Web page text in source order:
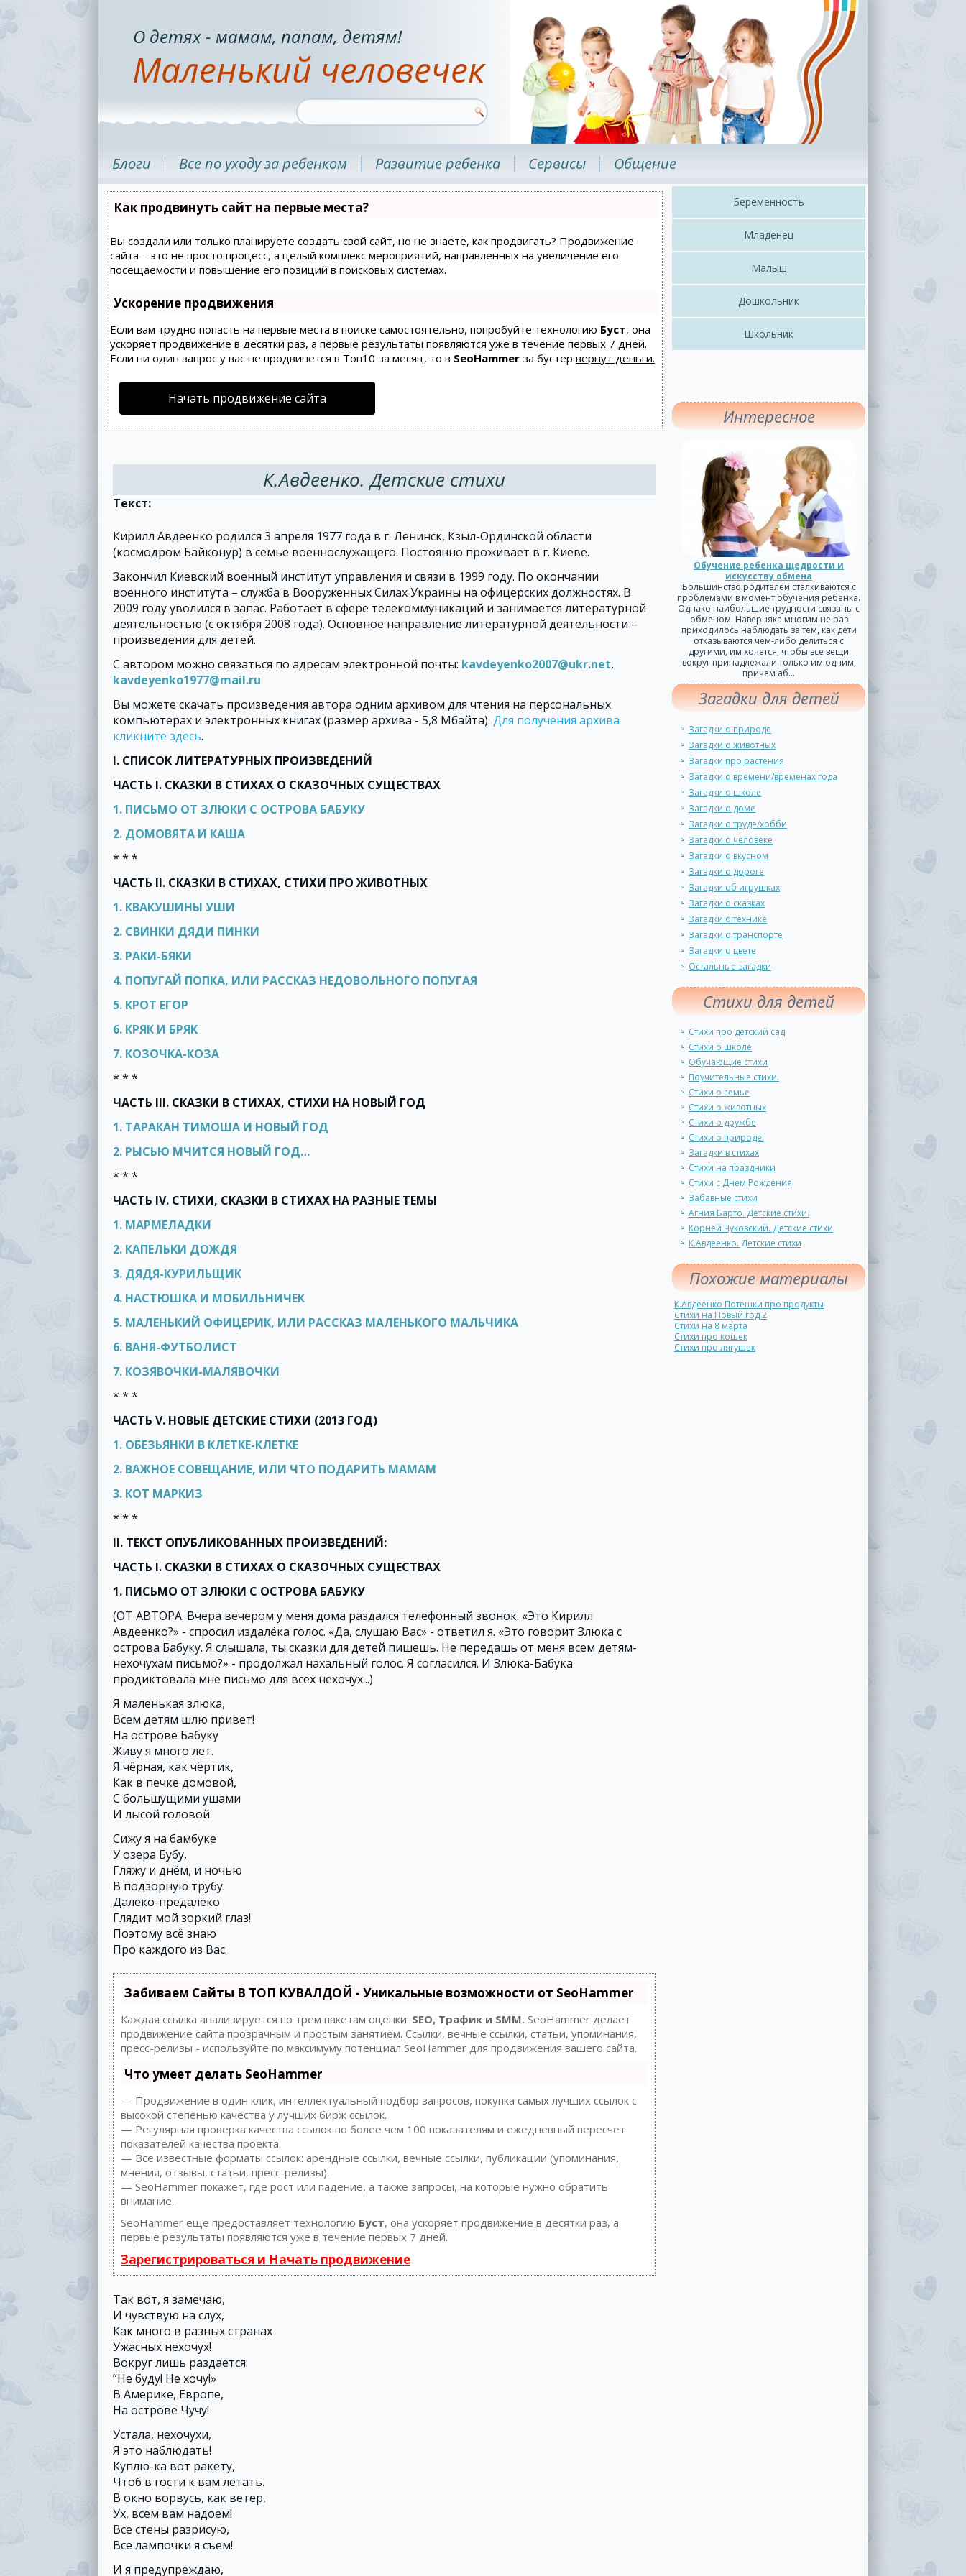
Маленький человечек
О детях - мамам, папам, детям!
Блоги Все по уходу за ребенком Развитие ребенка Сервисы Общение
Как продвинуть сайт на первые места?
Вы создали или только планируете создать свой сайт, но не знаете, как продвигать? Продвижение
сайта – это не просто процесс, а целый комплекс мероприятий, направленных на увеличение его
посещаемости и повышение его позиций в поисковых системах.
Ускорение продвижения
Если вам трудно попасть на первые места в поиске самостоятельно, попробуйте технологию Буст, она
ускоряет продвижение в десятки раз, а первые результаты появляются уже в течение первых 7 дней.
Если ни один запрос у вас не продвинется в Топ10 за месяц, то в SeoHammer за бустер вернут деньги.
Начать продвижение сайта
К.Авдеенко. Детские стихи
Текст:
Кирилл Авдеенко родился 3 апреля 1977 года в г. Ленинск, Кзыл-Ординской области
(космодром Байконур) в семье военнослужащего. Постоянно проживает в г. Киеве.
Закончил Киевский военный институт управления и связи в 1999 году. По окончании
военного института – служба в Вооруженных Силах Украины на офицерских должностях. В
2009 году уволился в запас. Работает в сфере телекоммуникаций и занимается литературной
деятельностью (с октября 2008 года). Основное направление литературной деятельности –
произведения для детей.
С автором можно связаться по адресам электронной почты: kavdeyenko2007@ukr.net,
kavdeyenko1977@mail.ru
Вы можете скачать произведения автора одним архивом для чтения на персональных
компьютерах и электронных книгах (размер архива - 5,8 Мбайта). Для получения архива
кликните здесь.
I. СПИСОК ЛИТЕРАТУРНЫХ ПРОИЗВЕДЕНИЙ
ЧАСТЬ I. СКАЗКИ В СТИХАХ О СКАЗОЧНЫХ СУЩЕСТВАХ
1. ПИСЬМО ОТ ЗЛЮКИ С ОСТРОВА БАБУКУ
2. ДОМОВЯТА И КАША
* * *
ЧАСТЬ II. СКАЗКИ В СТИХАХ, СТИХИ ПРО ЖИВОТНЫХ
1. КВАКУШИНЫ УШИ
2. СВИНКИ ДЯДИ ПИНКИ
3. РАКИ-БЯКИ
4. ПОПУГАЙ ПОПКА, ИЛИ РАССКАЗ НЕДОВОЛЬНОГО ПОПУГАЯ
5. КРОТ ЕГОР
6. КРЯК И БРЯК
7. КОЗОЧКА-КОЗА
* * *
ЧАСТЬ III. СКАЗКИ В СТИХАХ, СТИХИ НА НОВЫЙ ГОД
1. ТАРАКАН ТИМОША И НОВЫЙ ГОД
2. РЫСЬЮ МЧИТСЯ НОВЫЙ ГОД…
* * *
ЧАСТЬ IV. СТИХИ, СКАЗКИ В СТИХАХ НА РАЗНЫЕ ТЕМЫ
1. МАРМЕЛАДКИ
2. КАПЕЛЬКИ ДОЖДЯ
3. ДЯДЯ-КУРИЛЬЩИК
4. НАСТЮШКА И МОБИЛЬНИЧЕК
5. МАЛЕНЬКИЙ ОФИЦЕРИК, ИЛИ РАССКАЗ МАЛЕНЬКОГО МАЛЬЧИКА
6. ВАНЯ-ФУТБОЛИСТ
7. КОЗЯВОЧКИ-МАЛЯВОЧКИ
* * *
ЧАСТЬ V. НОВЫЕ ДЕТСКИЕ СТИХИ (2013 ГОД)
1. ОБЕЗЬЯНКИ В КЛЕТКЕ-КЛЕТКЕ
2. ВАЖНОЕ СОВЕЩАНИЕ, ИЛИ ЧТО ПОДАРИТЬ МАМАМ
3. КОТ МАРКИЗ
* * *
II. ТЕКСТ ОПУБЛИКОВАННЫХ ПРОИЗВЕДЕНИЙ:
ЧАСТЬ I. СКАЗКИ В СТИХАХ О СКАЗОЧНЫХ СУЩЕСТВАХ
1. ПИСЬМО ОТ ЗЛЮКИ С ОСТРОВА БАБУКУ
(ОТ АВТОРА. Вчера вечером у меня дома раздался телефонный звонок. «Это Кирилл
Авдеенко?» - cпросил издалёка голос. «Да, слушаю Вас» - ответил я. «Это говорит Злюка с
острова Бабуку. Я слышала, ты сказки для детей пишешь. Не передашь от меня всем детям-
нехочухам письмо?» - продолжал нахальный голос. Я согласился. И Злюка-Бабука
продиктовала мне письмо для всех нехочух...)
Я маленькая злюка,
Всем детям шлю привет!
На острове Бабуку
Живу я много лет.
Я чёрная, как чёртик,
Как в печке домовой,
С большущими ушами
И лысой головой.
Сижу я на бамбуке
У озера Бубу,
Гляжу и днём, и ночью
В подзорную трубу.
Далёко-предалёко
Глядит мой зоркий глаз!
Поэтому всё знаю
Про каждого из Вас.
Забиваем Сайты В ТОП КУВАЛДОЙ - Уникальные возможности от SeoHammer
Каждая ссылка анализируется по трем пакетам оценки: SEO, Трафик и SMM. SeoHammer делает
продвижение сайта прозрачным и простым занятием. Ссылки, вечные ссылки, статьи, упоминания,
пресс-релизы - используйте по максимуму потенциал SeoHammer для продвижения вашего сайта.
Что умеет делать SeoHammer
— Продвижение в один клик, интеллектуальный подбор запросов, покупка самых лучших ссылок с
высокой степенью качества у лучших бирж ссылок.
— Регулярная проверка качества ссылок по более чем 100 показателям и ежедневный пересчет
показателей качества проекта.
— Все известные форматы ссылок: арендные ссылки, вечные ссылки, публикации (упоминания,
мнения, отзывы, статьи, пресс-релизы).
— SeoHammer покажет, где рост или падение, а также запросы, на которые нужно обратить
внимание.
SeoHammer еще предоставляет технологию Буст, она ускоряет продвижение в десятки раз, а
первые результаты появляются уже в течение первых 7 дней.
Зарегистрироваться и Начать продвижение
Так вот, я замечаю,
И чувствую на слух,
Как много в разных странах
Ужасных нехочух!
Вокруг лишь раздаётся:
“Не буду! Не хочу!»
В Америке, Европе,
На острове Чучу!
Устала, нехочухи,
Я это наблюдать!
Куплю-ка вот ракету,
Чтоб в гости к вам летать.
В окно ворвусь, как ветер,
Ух, всем вам надоем!
Все стены разрисую,
Все лампочки я съем!
И я предупреждаю,
Беременность
Младенец
Малыш
Дошкольник
Школьник
Интересное
Обучение ребенка щедрости и
искусству обмена
Большинство родителей сталкиваются с
проблемами в момент обучения ребенка.
Однако наибольшие трудности связаны с
обменом. Наверняка многим не раз
приходилось наблюдать за тем, как дети
отказываются чем-либо делиться с
другими, им хочется, чтобы все вещи
вокруг принадлежали только им одним,
причем аб...
Загадки для детей
Загадки о природе
Загадки о животных
Загадки про растения
Загадки о времени/временах года
Загадки о школе
Загадки о доме
Загадки о труде/хобби
Загадки о человеке
Загадки о вкусном
Загадки о дороге
Загадки об игрушках
Загадки о сказках
Загадки о технике
Загадки о транспорте
Загадки о цвете
Остальные загадки
Стихи для детей
Стихи про детский сад
Стихи о школе
Обучающие стихи
Поучительные стихи.
Стихи о семье
Стихи о животных
Стихи о дружбе
Стихи о природе.
Загадки в стихах
Стихи на праздники
Стихи с Днем Рождения
Забавные стихи
Агния Барто. Детские стихи.
Корней Чуковский. Детские стихи
К.Авдеенко. Детские стихи
Похожие материалы
К.Авдеенко Потешки про продукты
Стихи на Новый год 2
Стихи на 8 марта
Стихи про кошек
Стихи про лягушек